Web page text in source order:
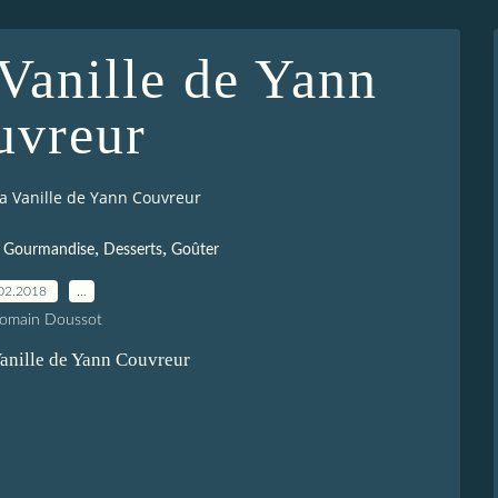
de Yann
Vanille de Yann Couvreur
Gourmandise, Desserts, Goûter
Doussot